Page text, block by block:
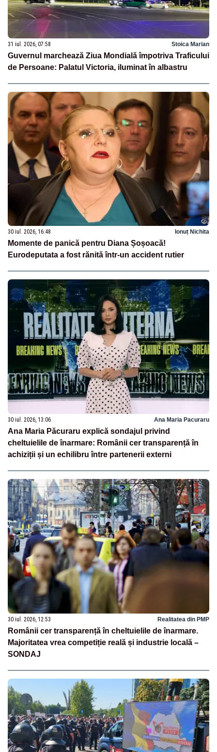
31 iul. 2026, 07:58 Stoica Marian
Guvernul marchează Ziua Mondială împotriva Traficului
de Persoane: Palatul Victoria, iluminat în albastru
30 iul. 2026, 16:48 Ionuț Nichita
Momente de panică pentru Diana Șoșoacă!
Eurodeputata a fost rănită într-un accident rutier
30 iul. 2026, 13:06 Ana Maria Pacuraru
Ana Maria Păcuraru explică sondajul privind
cheltuielile de înarmare: Românii cer transparență în
achiziții și un echilibru între partenerii externi
30 iul. 2026, 12:53 Realitatea din PMP
Românii cer transparență în cheltuielile de înarmare.
Majoritatea vrea competiție reală și industrie locală –
SONDAJ